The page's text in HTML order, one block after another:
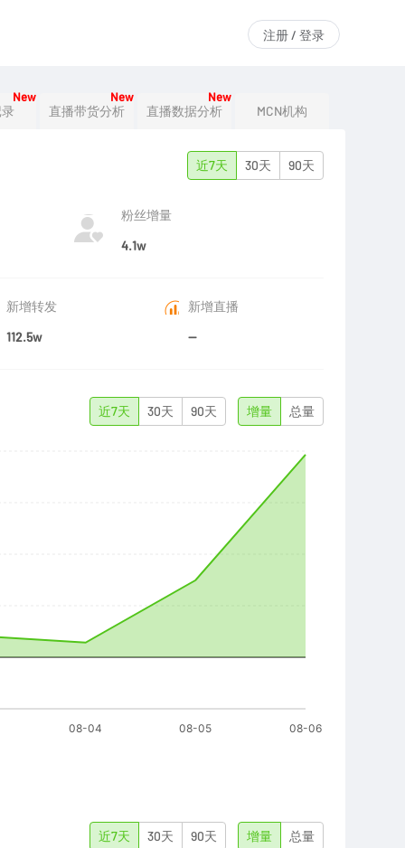
注册 / 登录
New
直播带货分析
New
直播数据分析
New
MCN机构
近7天 30天 90天
粉丝增量
4.1w
新增转发
112.5w
新增直播
--
近7天 30天 90天 增量 总量
近7天 30天 90天 增量 总量